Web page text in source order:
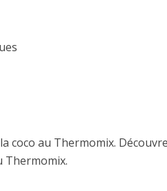
coco au Thermomix.
Thermomix.